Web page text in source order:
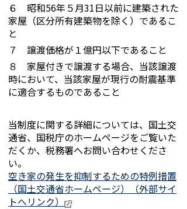
６ 昭和56年５月31日以前に建築された
家屋（区分所有建築物を除く）であるこ
と
７ 譲渡価格が１億円以下であること
８ 家屋付きで譲渡する場合、当該譲渡
時において、当該家屋が現行の耐震基準
に適合するものであること
当制度に関する詳細については、国土交
通省、国税庁のホームページをご覧いた
だくか、税務署へお問い合わせくださ
い。
空き家の発生を抑制するための特例措置
（国土交通省ホームページ）（外部サイ
トへリンク）